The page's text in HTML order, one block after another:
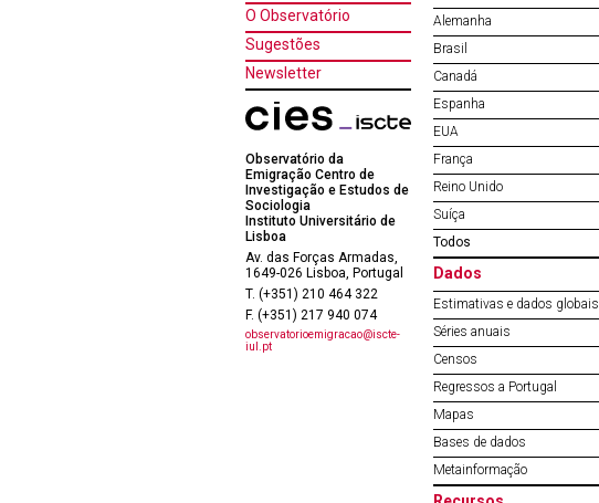
O Observatório
Sugestões
Newsletter
Observatório da
Emigração Centro de
Investigação e Estudos de
Sociologia
Instituto Universitário de
Lisboa
Av. das Forças Armadas,
1649-026 Lisboa, Portugal
T. (+351) 210 464 322
F. (+351) 217 940 074
observatorioemigracao@iscte-
iul.pt
Alemanha
Brasil
Canadá
Espanha
EUA
França
Reino Unido
Suíça
Todos
Dados
Estimativas e dados globais
Séries anuais
Censos
Regressos a Portugal
Mapas
Bases de dados
Metainformação